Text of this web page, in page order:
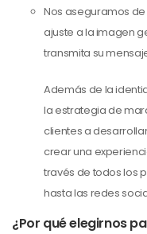
Nos aseguramos
ajuste a la imagen
transmita su
Además de la
la estrategia de
clientes a
crear una
través de todos los
hasta las redes
¿Por qué elegirnos